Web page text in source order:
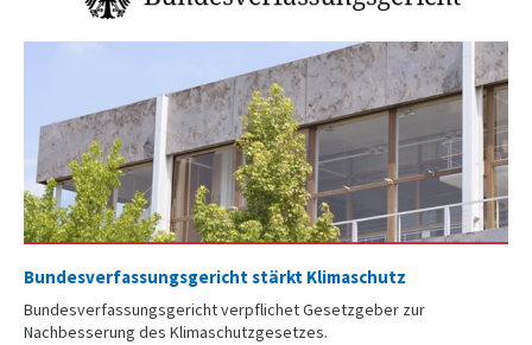
Bundesverfassungsgericht stärkt Klimaschutz
Bundesverfassungsgericht verpflichet Gesetzgeber zur
Nachbesserung des Klimaschutzgesetzes.